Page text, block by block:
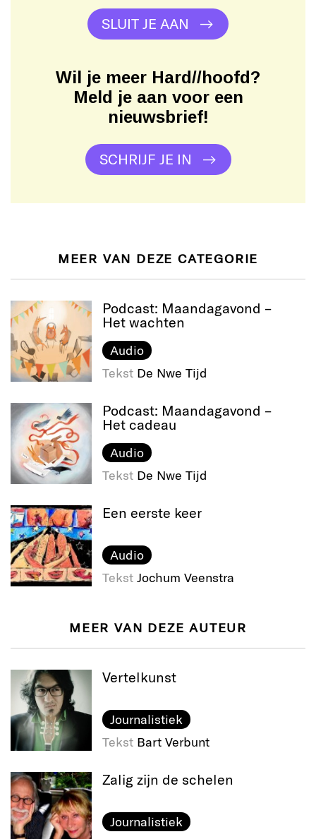
SLUIT JE AAN
Wil je meer Hard//hoofd?
Meld je aan voor een
nieuwsbrief!
SCHRIJF JE IN
MEER VAN DEZE CATEGORIE
Podcast: Maandagavond –
Het wachten
Audio
Tekst De Nwe Tijd
Podcast: Maandagavond –
Het cadeau
Audio
Tekst De Nwe Tijd
Een eerste keer
Audio
Tekst Jochum Veenstra
MEER VAN DEZE AUTEUR
Vertelkunst
Journalistiek
Tekst Bart Verbunt
Zalig zijn de schelen
Journalistiek